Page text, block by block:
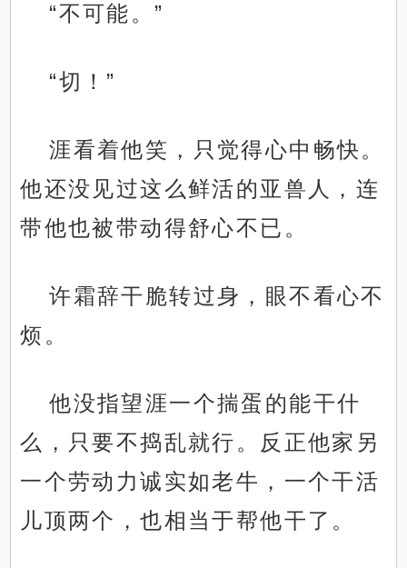
“不可能。”
“切！”
涯看着他笑，只觉得心中畅快。
他还没见过这么鲜活的亚兽人，连
带他也被带动得舒心不已。
许霜辞干脆转过身，眼不看心不
烦。
他没指望涯一个揣蛋的能干什
么，只要不捣乱就行。反正他家另
一个劳动力诚实如老牛，一个干活
儿顶两个，也相当于帮他干了。